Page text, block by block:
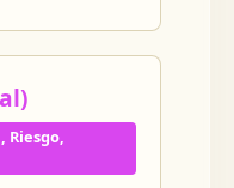
Riesgo,